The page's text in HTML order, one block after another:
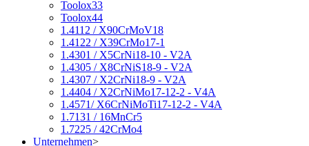
Toolox33
Toolox44
1.4112 / X90CrMoV18
1.4122 / X39CrMo17-1
1.4301 / X5CrNi18-10 - V2A
1.4305 / X8CrNiS18-9 - V2A
1.4307 / X2CrNi18-9 - V2A
1.4404 / X2CrNiMo17-12-2 - V4A
1.4571/ X6CrNiMoTi17-12-2 - V4A
1.7131 / 16MnCr5
1.7225 / 42CrMo4
Unternehmen>